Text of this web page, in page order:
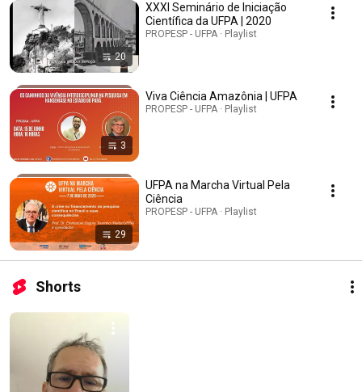
20
XXXI Seminário de Iniciação
Científica da UFPA | 2020
PROPESP - UFPA · Playlist
3
Viva Ciência Amazônia | UFPA
PROPESP - UFPA · Playlist
29
UFPA na Marcha Virtual Pela
Ciência
PROPESP - UFPA · Playlist
Shorts